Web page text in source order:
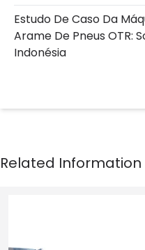
Estudo De Caso Da
Arame De Pneus OTR:
Indonésia